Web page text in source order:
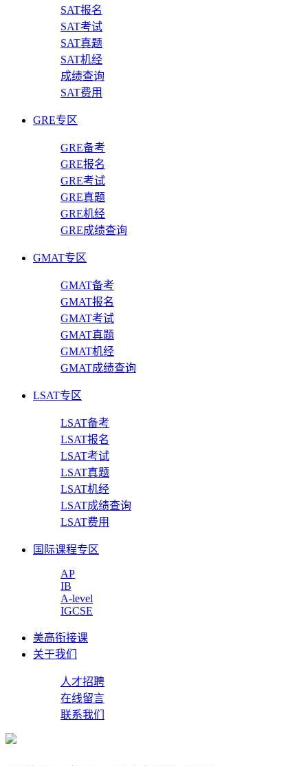
SAT报名
SAT考试
SAT真题
SAT机经
成绩查询
SAT费用
GRE专区
GRE备考
GRE报名
GRE考试
GRE真题
GRE机经
GRE成绩查询
GMAT专区
GMAT备考
GMAT报名
GMAT考试
GMAT真题
GMAT机经
GMAT成绩查询
LSAT专区
LSAT备考
LSAT报名
LSAT考试
LSAT真题
LSAT机经
LSAT成绩查询
LSAT费用
国际课程专区
AP
IB
A-level
IGCSE
美高衔接课
关于我们
人才招聘
在线留言
联系我们